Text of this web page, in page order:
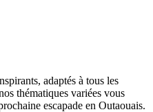
adaptés à tous les
thématiques variées vous
escapade en Outaouais.